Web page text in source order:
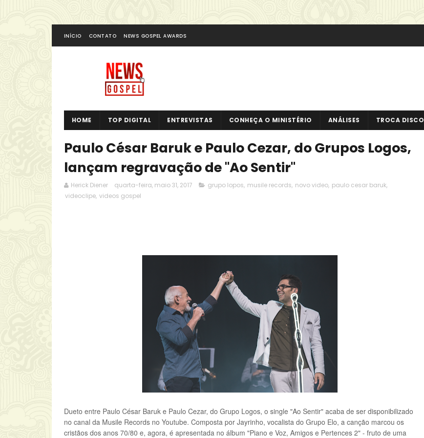
INÍCIO CONTATO NEWS GOSPEL AWARDS
HOME TOP DIGITAL ENTREVISTAS CONHEÇA O MINISTÉRIO ANÁLISES TROCA DISCO
Paulo César Baruk e Paulo Cezar, do Grupos Logos,
lançam regravação de "Ao Sentir"
Herick Diener quarta-feira, maio 31, 2017 grupo lopos, musile records, novo video, paulo cesar baruk,
videoclipe, videos gospel
Dueto entre Paulo César Baruk e Paulo Cezar, do Grupo Logos, o single "Ao Sentir" acaba de ser disponibilizado
no canal da Musile Records no Youtube. Composta por Jayrinho, vocalista do Grupo Elo, a canção marcou os
cristãos dos anos 70/80 e, agora, é apresentada no álbum "Piano e Voz, Amigos e Pertences 2" - fruto de uma